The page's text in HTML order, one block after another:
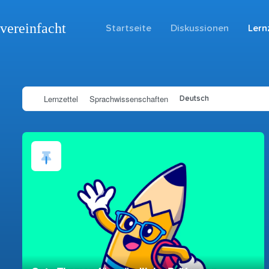
vereinfacht Startseite Diskussionen
Lernzettel Sprachwissenschaften Deutsch